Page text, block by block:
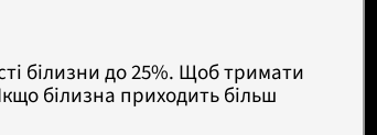
білизни до 25%. Щоб тримати
білизна приходить більш